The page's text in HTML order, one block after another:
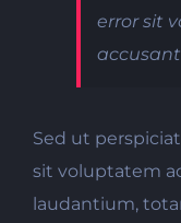
error sit
Sed ut
sit voluptatem
laudantium,